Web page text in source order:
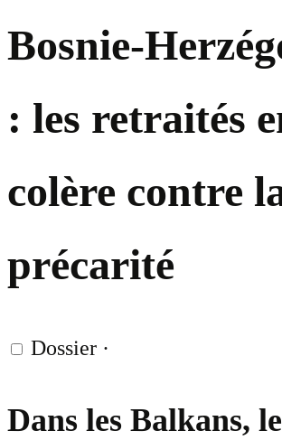
Bosnie-
: les retraités
colère contre
précarité
Dossier ·
Dans les Balkans,